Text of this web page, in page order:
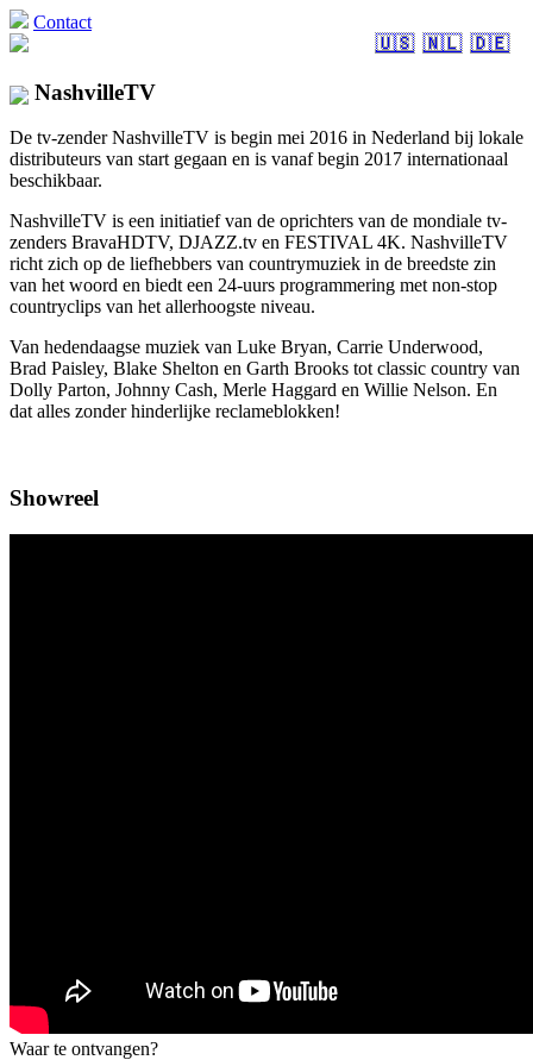
Contact
🇺🇸 🇳🇱 🇩🇪
NashvilleTV
De tv-zender NashvilleTV is begin mei 2016 in Nederland bij lokale
distributeurs van start gegaan en is vanaf begin 2017 internationaal
beschikbaar.
NashvilleTV is een initiatief van de oprichters van de mondiale tv-
zenders BravaHDTV, DJAZZ.tv en FESTIVAL 4K. NashvilleTV
richt zich op de liefhebbers van countrymuziek in de breedste zin
van het woord en biedt een 24-uurs programmering met non-stop
countryclips van het allerhoogste niveau.
Van hedendaagse muziek van Luke Bryan, Carrie Underwood,
Brad Paisley, Blake Shelton en Garth Brooks tot classic country van
Dolly Parton, Johnny Cash, Merle Haggard en Willie Nelson. En
dat alles zonder hinderlijke reclameblokken!
Showreel
Waar te ontvangen?